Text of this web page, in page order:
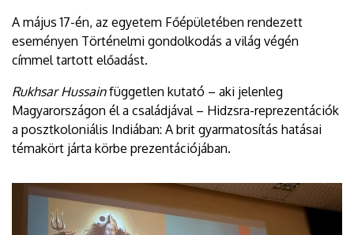
A május 17-én, az egyetem Főépületében rendezett
eseményen Történelmi gondolkodás a világ végén
címmel tartott előadást.
Rukhsar Hussainfüggetlen kutató – aki jelenleg
Magyarországon él a családjával – Hidzsra-reprezentációk
a posztkoloniális Indiában: A brit gyarmatosítás hatásai
témakört járta körbe prezentációjában.